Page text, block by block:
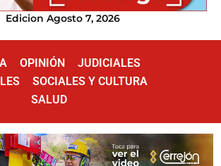
Edicion Agosto 7, 2026
OPINIÓN
JUDICIALES
SOCIALES Y CULTURA
SALUD